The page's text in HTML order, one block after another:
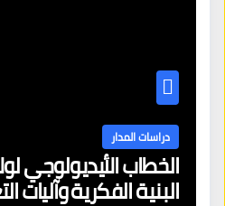
دراسات المدار
الخطاب الأيديولوجي
البنية الفكرية وآليات